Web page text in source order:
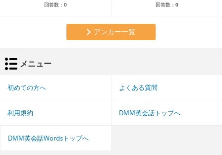
回答数： 0 回答数： 0
アンカー一覧
メニュー
初めての方へ よくある質問
利用規約 DMM英会話トップへ
DMM英会話Wordsトップへ